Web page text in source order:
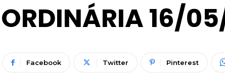
ORDINÁRIA 16/
Facebook Twitter Pinterest